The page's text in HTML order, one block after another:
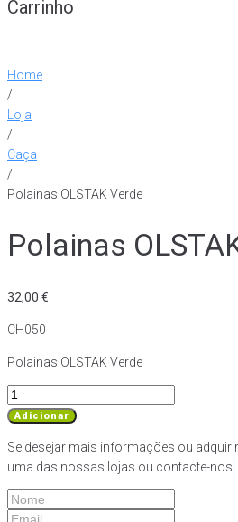
Carrinho
Home
/
Loja
/
Caça
/
Polainas OLSTAK Verde
Polainas
32,00 €
CH050
Polainas OLSTAK Verde
Quantidade
de
OLSTAK
Verde
Adicionar
Se desejar mais informações ou
uma das nossas lojas ou contacte-nos.